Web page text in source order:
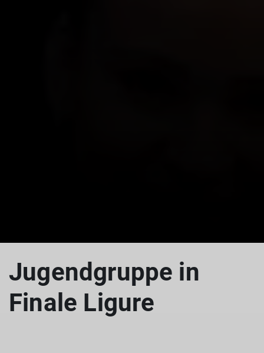
Jugendgruppe in
Finale Ligure